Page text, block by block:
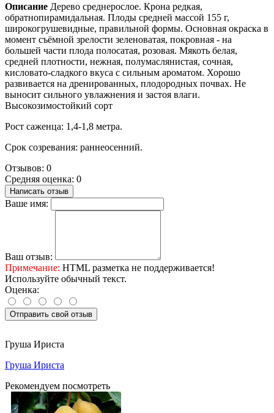
Описание Дерево среднерослое. Крона редкая,
обратнопирамидальная. Плоды средней массой 155 г,
широкогрушевидные, правильной формы. Основная окраска в
момент съёмной зрелости зеленоватая, покровная - на
большей части плода полосатая, розовая. Мякоть белая,
средней плотности, нежная, полумаслянистая, сочная,
кисловато-сладкого вкуса с сильным ароматом. Хорошо
развивается на дренированных, плодородных почвах. Не
выносит сильного увлажнения и застоя влаги.
Высокозимостойкий сорт
Рост саженца: 1,4-1,8 метра.
Срок созревания: раннеосенний.
Отзывов: 0
Средняя оценка: 0
Написать отзыв
Ваше имя:
Ваш отзыв:
Примечание: HTML разметка не поддерживается!
Используйте обычный текст.
Оценка:
Отправить свой отзыв
Груша Ириста
Груша Ириста
Рекомендуем посмотреть